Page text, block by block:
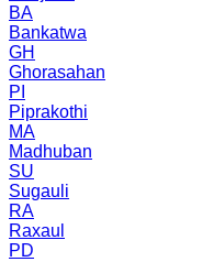
BA
Bankatwa
GH
Ghorasahan
PI
Piprakothi
MA
Madhuban
SU
Sugauli
RA
Raxaul
PD